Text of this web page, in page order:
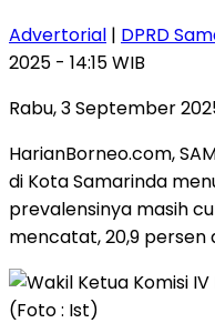
Advertorial | DPRD
2025 - 14:15 WIB
Rabu, 3 September
HarianBorneo.com,
di Kota Samarinda
prevalensinya masih
mencatat, 20,9 persen